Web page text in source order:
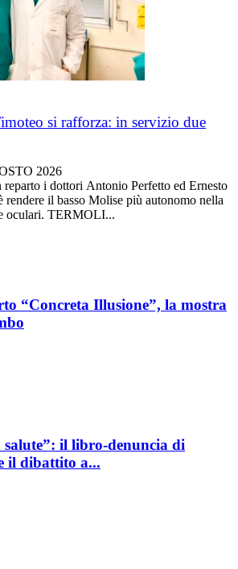
si rafforza: in servizio due
2026
reparto i dottori Antonio Perfetto ed Ernesto
il basso Molise più autonomo nella
oculari. TERMOLI...
“Concreta Illusione”, la mostra
salute”: il libro-denuncia di
il dibattito a...